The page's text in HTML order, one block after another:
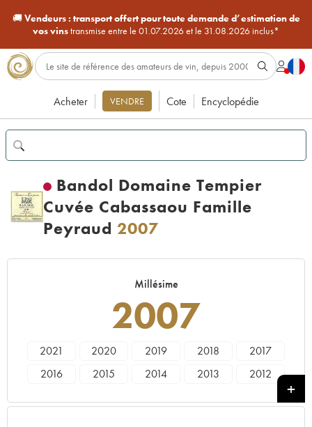
🚚Vendeurs : transport offert pour toute demande d’estimation de
vos vinstransmise entre le 01.07.2026 et le 31.08.2026 inclus*
Acheter VENDRE Cote Encyclopédie
Bandol Domaine Tempier
Cuvée Cabassaou Famille
Peyraud 2007
Millésime
2007
2021 2020 2019 2018
2017
2016
2015 2014 2013
2012